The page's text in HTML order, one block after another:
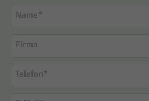
Name*
Firma
Telefon*